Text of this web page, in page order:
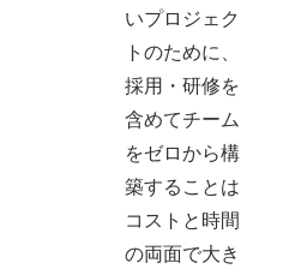
いプロジェク
トのために、
採用・研修を
含めてチーム
をゼロから構
築することは
コストと時間
の両面で大き